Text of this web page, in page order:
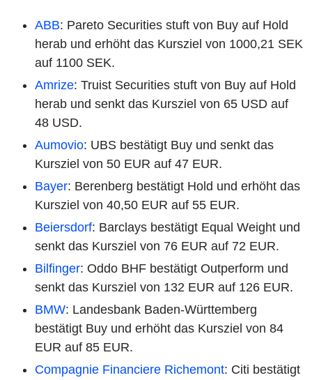
ABB: Pareto Securities stuft von Buy auf Hold
herab und erhöht das Kursziel von 1000,21 SEK
auf 1100 SEK.
Amrize: Truist Securities stuft von Buy auf Hold
herab und senkt das Kursziel von 65 USD auf
48 USD.
Aumovio: UBS bestätigt Buy und senkt das
Kursziel von 50 EUR auf 47 EUR.
Bayer: Berenberg bestätigt Hold und erhöht das
Kursziel von 40,50 EUR auf 55 EUR.
Beiersdorf: Barclays bestätigt Equal Weight und
senkt das Kursziel von 76 EUR auf 72 EUR.
Bilfinger: Oddo BHF bestätigt Outperform und
senkt das Kursziel von 132 EUR auf 126 EUR.
BMW: Landesbank Baden-Württemberg
bestätigt Buy und erhöht das Kursziel von 84
EUR auf 85 EUR.
Compagnie Financiere Richemont: Citi bestätigt